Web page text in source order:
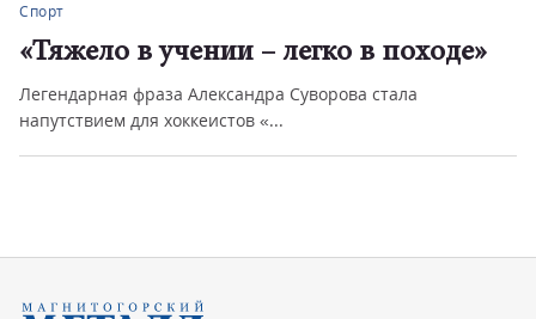
Спорт
«Тяжело в учении – легко в походе»
Легендарная фраза Александра Суворова стала
напутствием для хоккеистов «...